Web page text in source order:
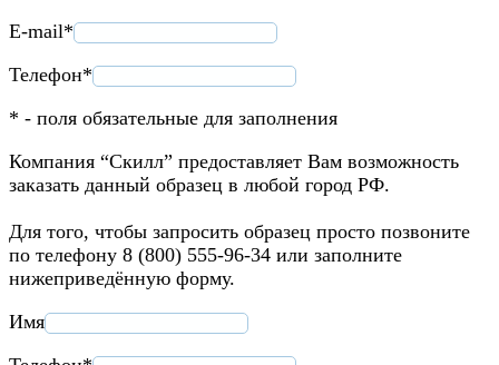
E-mail*
Телефон*
* - поля обязательные для заполнения
Компания “Скилл” предоставляет Вам возможность
заказать данный образец в любой город РФ.
Для того, чтобы запросить образец просто позвоните
по телефону 8 (800) 555-96-34 или заполните
нижеприведённую форму.
Имя